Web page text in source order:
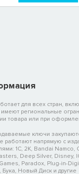
для всех стран,
региональные
товара или при
ключи
работают напрямую с
1C, 2K, Bandai Namco,
Deep Silver, Disney,
Paradox, Plug-in-
Новый Диск и другие